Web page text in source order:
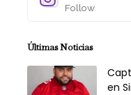
Follow
Últimas Noticias
en